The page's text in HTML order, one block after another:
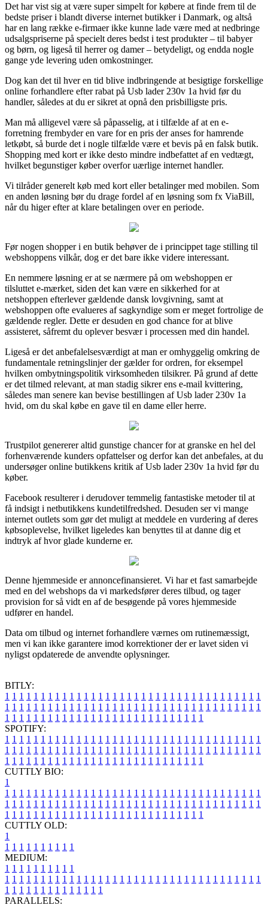
Det har vist sig at være super simpelt for købere at finde frem til de
bedste priser i blandt diverse internet butikker i Danmark, og altså
har en lang række e-firmaer ikke kunne lade være med at nedbringe
udsalgspriserne på specielt deres bedst i test produkter – til babyer
og børn, og ligeså til herrer og damer – betydeligt, og endda nogle
gange yde levering uden omkostninger.
Dog kan det til hver en tid blive indbringende at besigtige forskellige
online forhandlere efter rabat på Usb lader 230v 1a hvid før du
handler, således at du er sikret at opnå den prisbilligste pris.
Man må alligevel være så påpasselig, at i tilfælde af at en e-
forretning frembyder en vare for en pris der anses for hamrende
letkøbt, så burde det i nogle tilfælde være et bevis på en falsk butik.
Shopping med kort er ikke desto mindre indbefattet af en vedtægt,
hvilket begunstiger køber overfor uærlige internet handler.
Vi tilråder generelt køb med kort eller betalinger med mobilen. Som
en anden løsning bør du drage fordel af en løsning som fx ViaBill,
når du higer efter at klare betalingen over en periode.
Før nogen shopper i en butik behøver de i princippet tage stilling til
webshoppens vilkår, dog er det bare ikke videre interessant.
En nemmere løsning er at se nærmere på om webshoppen er
tilsluttet e-mærket, siden det kan være en sikkerhed for at
netshoppen efterlever gældende dansk lovgivning, samt at
webshoppen ofte evalueres af sagkyndige som er meget fortrolige de
gældende regler. Dette er desuden en god chance for at blive
assisteret, såfremt du oplever besvær i processen med din handel.
Ligeså er det anbefalelsesværdigt at man er omhyggelig omkring de
fundamentale retningslinjer der gælder for ordren, for eksempel
hvilken ombytningspolitik virksomheden tilsikrer. På grund af dette
er det tilmed relevant, at man stadig sikrer ens e-mail kvittering,
således man senere kan bevise bestillingen af Usb lader 230v 1a
hvid, om du skal købe en gave til en dame eller herre.
Trustpilot genererer altid gunstige chancer for at granske en hel del
forhenværende kunders opfattelser og derfor kan det anbefales, at du
undersøger online butikkens kritik af Usb lader 230v 1a hvid før du
køber.
Facebook resulterer i derudover temmelig fantastiske metoder til at
få indsigt i netbutikkens kundetilfredshed. Desuden ser vi mange
internet outlets som gør det muligt at meddele en vurdering af deres
købsoplevelse, hvilket ligeledes kan benyttes til at danne dig et
indtryk af hvor glade kunderne er.
Denne hjemmeside er annoncefinansieret. Vi har et fast samarbejde
med en del webshops da vi markedsfører deres tilbud, og tager
provision for så vidt en af de besøgende på vores hjemmeside
udfører en handel.
Data om tilbud og internet forhandlere værnes om rutinemæssigt,
men vi kan ikke garantere imod korrektioner der er lavet siden vi
nyligst opdaterede de anvendte oplysninger.
BITLY:
1 1 1 1 1 1 1 1 1 1 1 1 1 1 1 1 1 1 1 1 1 1 1 1 1 1 1 1 1 1 1 1 1 1 1 1
1 1 1 1 1 1 1 1 1 1 1 1 1 1 1 1 1 1 1 1 1 1 1 1 1 1 1 1 1 1 1 1 1 1 1 1
1 1 1 1 1 1 1 1 1 1 1 1 1 1 1 1 1 1 1 1 1 1 1 1 1 1 1 1
SPOTIFY:
1 1 1 1 1 1 1 1 1 1 1 1 1 1 1 1 1 1 1 1 1 1 1 1 1 1 1 1 1 1 1 1 1 1 1 1
1 1 1 1 1 1 1 1 1 1 1 1 1 1 1 1 1 1 1 1 1 1 1 1 1 1 1 1 1 1 1 1 1 1 1 1
1 1 1 1 1 1 1 1 1 1 1 1 1 1 1 1 1 1 1 1 1 1 1 1 1 1 1 1
CUTTLY BIO:
1
1 1 1 1 1 1 1 1 1 1 1 1 1 1 1 1 1 1 1 1 1 1 1 1 1 1 1 1 1 1 1 1 1 1 1 1
1 1 1 1 1 1 1 1 1 1 1 1 1 1 1 1 1 1 1 1 1 1 1 1 1 1 1 1 1 1 1 1 1 1 1 1
1 1 1 1 1 1 1 1 1 1 1 1 1 1 1 1 1 1 1 1 1 1 1 1 1 1 1 1
CUTTLY OLD:
1
1 1 1 1 1 1 1 1 1 1
MEDIUM:
1 1 1 1 1 1 1 1 1 1
1 1 1 1 1 1 1 1 1 1 1 1 1 1 1 1 1 1 1 1 1 1 1 1 1 1 1 1 1 1 1 1 1 1 1 1
1 1 1 1 1 1 1 1 1 1 1 1 1 1
PARALLELS: